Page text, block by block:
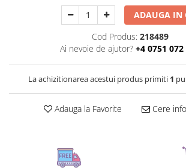
ADAUGA IN
Cod Produs: 218489
Ai nevoie de ajutor? +4 0751 072
La achizitionarea acestui produs primiti 1
Adauga la Favorite Cere